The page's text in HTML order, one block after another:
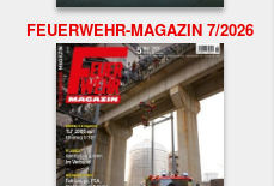
FEUERWEHR-MAGAZIN 7/2026